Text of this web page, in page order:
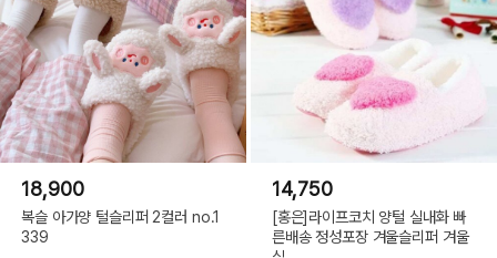
18,900
복슬 아가양 털슬리퍼 2컬러 no.1
339
14,750
[홍은]라이프코치 양털 실내화 빠
른배송 정성포장 겨울슬리퍼 겨울